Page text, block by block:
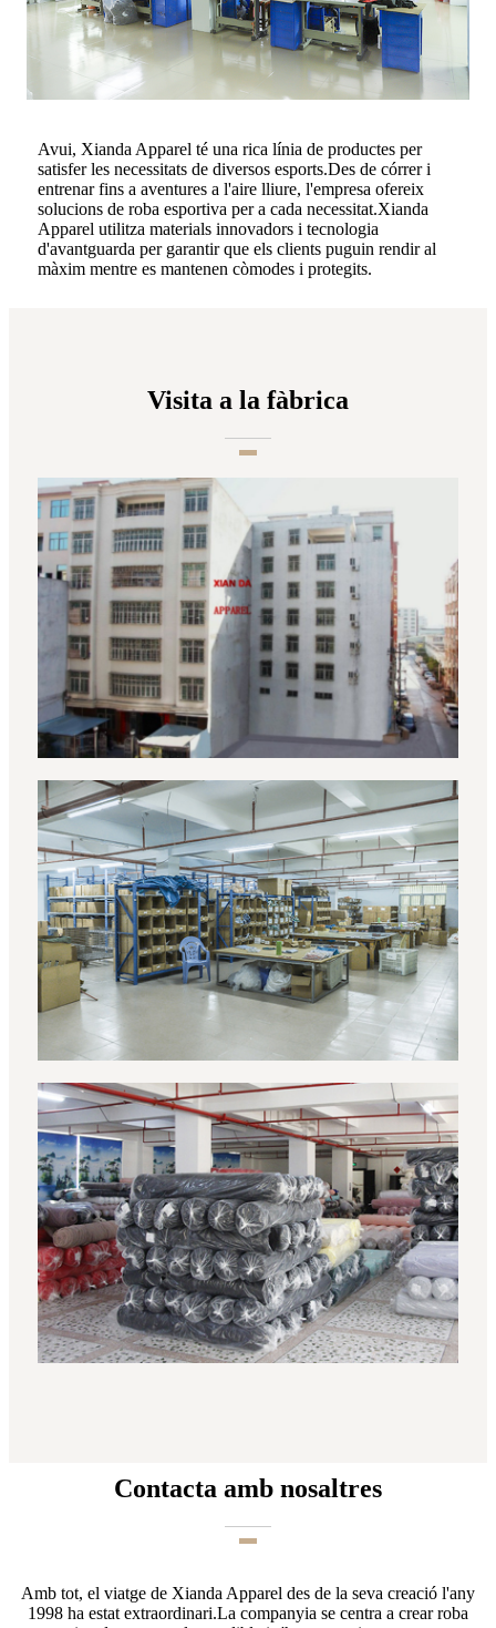
Avui, Xianda Apparel té una rica línia de productes per
satisfer les necessitats de diversos esports.Des de córrer i
entrenar fins a aventures a l'aire lliure, l'empresa ofereix
solucions de roba esportiva per a cada necessitat.Xianda
Apparel utilitza materials innovadors i tecnologia
d'avantguarda per garantir que els clients puguin rendir al
màxim mentre es mantenen còmodes i protegits.
Visita a la fàbrica
Contacta amb nosaltres
Amb tot, el viatge de Xianda Apparel des de la seva creació l'any
1998 ha estat extraordinari.La companyia se centra a crear roba